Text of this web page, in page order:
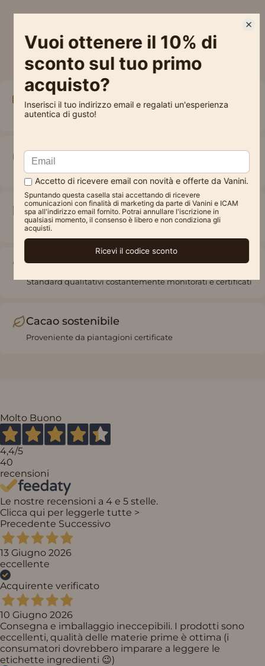
Spedizione gratuita
A partire da 49€
Assistenza online
Veloce e diretta
Pagamenti sicuri
Crittografati per una massima sicurezza
Certificazioni e qualità
Standard qualitativi costantemente monitorati e certificati
Cacao sostenibile
Proveniente da piantagioni certificate
Molto Buono
4,4/5
40
recensioni
Le nostre recensioni a 4 e 5 stelle.
Clicca qui per leggerle tutte >
Precedente Successivo
13 Giugno 2026
eccellente
Acquirente verificato
10 Giugno 2026
Consegna e imballaggio ineccepibili. I prodotti sono
eccellenti, qualità delle materie prime è ottima (i
consumatori dovrebbero imparare a leggere le
etichette ingredienti 😉)